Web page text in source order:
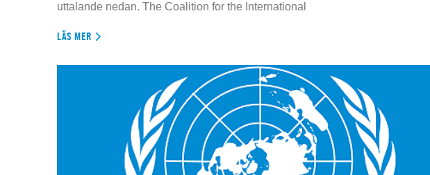
uttalande nedan. The Coalition for the International
LÄS MER